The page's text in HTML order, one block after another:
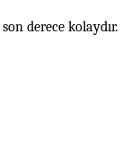
derece kolaydır.